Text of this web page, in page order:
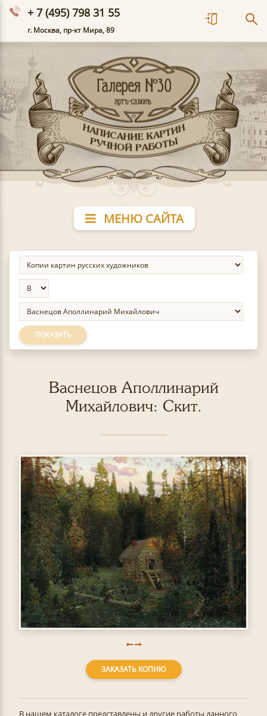
+ 7 (495) 798 31 55
г. Москва, пр-кт Мира, 89
МЕНЮ САЙТА
ПОКАЗАТЬ
Васнецов Аполлинарий
Михайлович: Скит.
ЗАКАЗАТЬ КОПИЮ
В нашем каталоге представлены и другие работы данного